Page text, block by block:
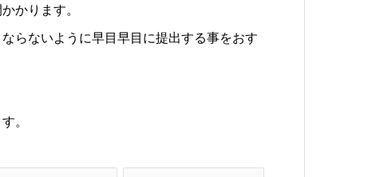
かります。
らないように早目早目に提出する事をおす
。